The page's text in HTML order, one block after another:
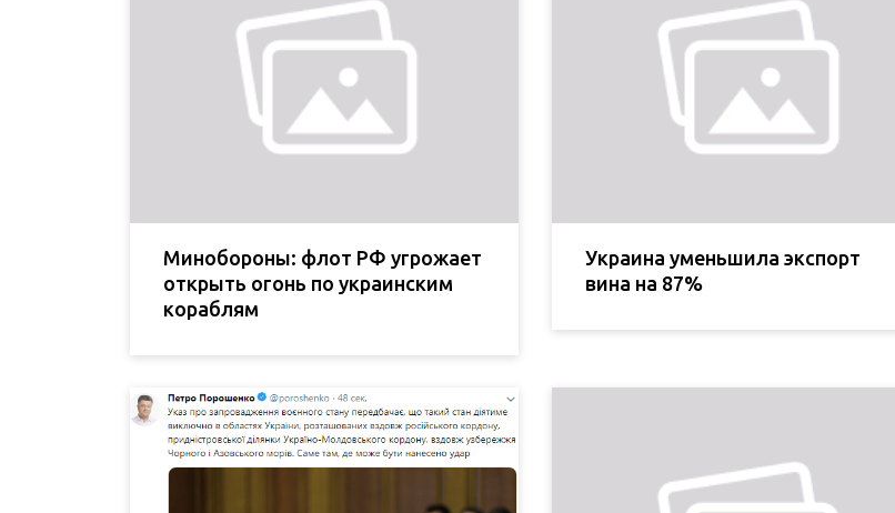
Минобороны: флот РФ угрожает
открыть огонь по украинским
кораблям
Украина уменьшила экспорт
вина на 87%